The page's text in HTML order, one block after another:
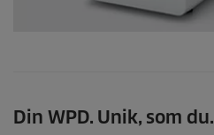
Din WPD. Unik, som du.